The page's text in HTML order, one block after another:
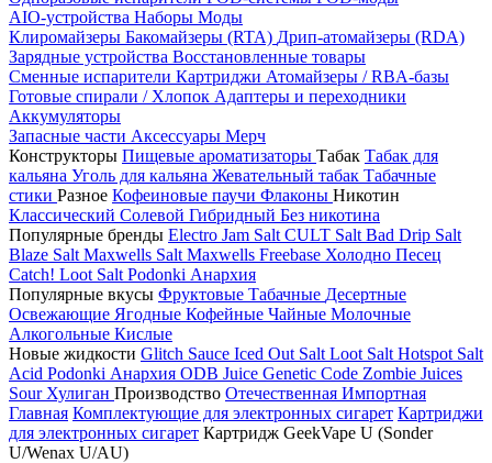
AIO-устройства Наборы Моды
Клиромайзеры Бакомайзеры (RTA) Дрип-атомайзеры (RDA)
Зарядные устройства Восстановленные товары
Сменные испарители Картриджи Атомайзеры / RBA-базы
Готовые спирали / Хлопок Адаптеры и переходники
Аккумуляторы
Запасные части Аксессуары Мерч
Конструкторы Пищевые ароматизаторы Табак Табак для
кальяна Уголь для кальяна Жевательный табак Табачные
стики Разное Кофеиновые паучи Флаконы Никотин
Классический Солевой Гибридный Без никотина
Популярные бренды Electro Jam Salt CULT Salt Bad Drip Salt
Blaze Salt Maxwells Salt Maxwells Freebase Холодно Песец
Catch! Loot Salt Podonki Анархия
Популярные вкусы Фруктовые Табачные Десертные
Освежающие Ягодные Кофейные Чайные Молочные
Алкогольные Кислые
Новые жидкости Glitch Sauce Iced Out Salt Loot Salt Hotspot Salt
Acid Podonki Анархия ODB Juice Genetic Code Zombie Juices
Sour Хулиган Производство Отечественная Импортная
Главная Комплектующие для электронных сигарет Картриджи
для электронных сигарет Картридж GeekVape U (Sonder
U/Wenax U/AU)